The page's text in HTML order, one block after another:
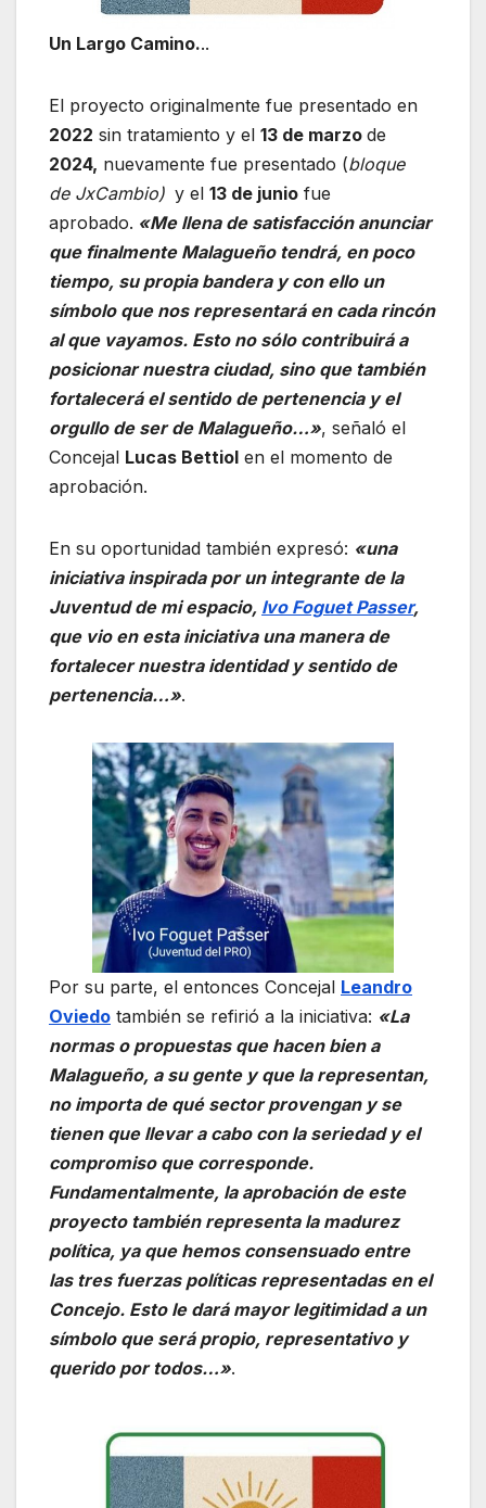
Un Largo Camino...
El proyecto originalmente fue presentado en
2022 sin tratamiento y el 13 de marzo de
2024, nuevamente fue presentado (bloque
de JxCambio) y el 13 de junio fue
aprobado. «Me llena de satisfacción anunciar
que finalmente Malagueño tendrá, en poco
tiempo, su propia bandera y con ello un
símbolo que nos representará en cada rincón
al que vayamos. Esto no sólo contribuirá a
posicionar nuestra ciudad, sino que también
fortalecerá el sentido de pertenencia y el
orgullo de ser de Malagueño…», señaló el
Concejal Lucas Bettiol en el momento de
aprobación.
En su oportunidad también expresó: «una
iniciativa inspirada por un integrante de la
Juventud de mi espacio, Ivo Foguet Passer,
que vio en esta iniciativa una manera de
fortalecer nuestra identidad y sentido de
pertenencia…».
Por su parte, el entonces Concejal Leandro
Oviedo también se refirió a la iniciativa: «La
normas o propuestas que hacen bien a
Malagueño, a su gente y que la representan,
no importa de qué sector provengan y se
tienen que llevar a cabo con la seriedad y el
compromiso que corresponde.
Fundamentalmente, la aprobación de este
proyecto también representa la madurez
política, ya que hemos consensuado entre
las tres fuerzas políticas representadas en el
Concejo. Esto le dará mayor legitimidad a un
símbolo que será propio, representativo y
querido por todos…».